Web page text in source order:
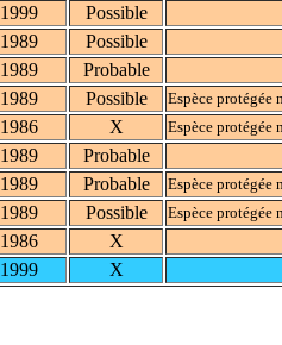
1999 Possible
1989 Possible
1989 Probable
1989 Possible Espèce protégée
1986 X Espèce protégée
1989 Probable
1989 Probable Espèce protégée
1989 Possible Espèce protégée
1986 X
1999 X